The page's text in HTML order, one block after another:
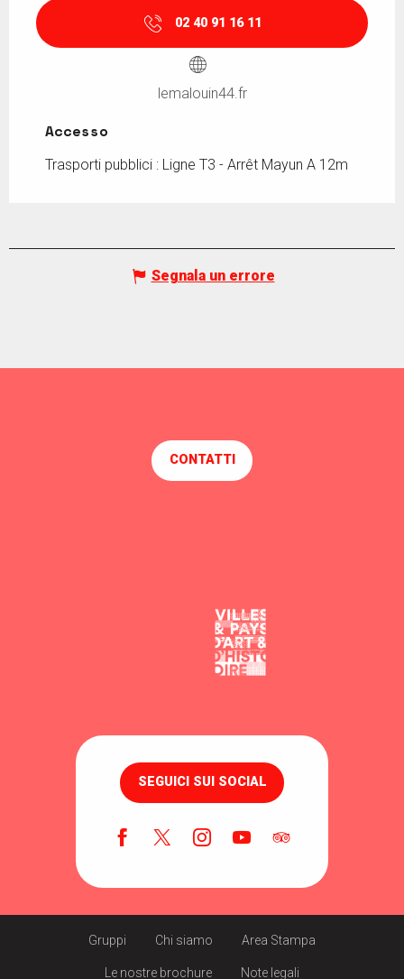
02 40 91 16 11
lemalouin44.fr
Accesso
Accesso
Trasporti pubblici : Ligne T3 - Arrêt Mayun A 12m
Segnala un errore
CONTATTI
SEGUICI SUI SOCIAL
Gruppi Chi siamo Area Stampa
Le nostre brochure Note legali